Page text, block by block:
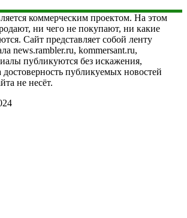
коммерческим проектом. На этом
ни чего не покупают, ни какие
Сайт представляет собой ленту
news.rambler.ru, kommersant.ru,
публикуются без искажения,
достоверность публикуемых новостей
не несёт.